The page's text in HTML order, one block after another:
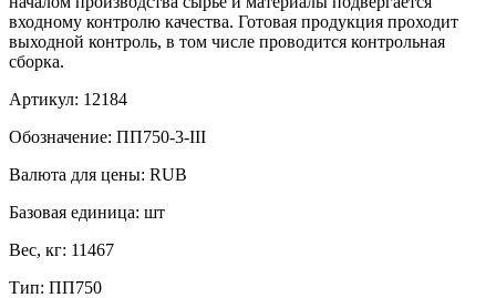
входному контролю качества. Готовая продукция проходит
выходной контроль, в том числе проводится контрольная
сборка.
Артикул: 12184
Обозначение: ПП750-3-III
Валюта для цены: RUB
Базовая единица: шт
Вес, кг: 11467
Тип: ПП750